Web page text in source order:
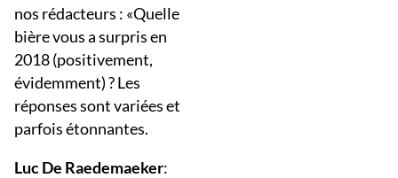
nos rédacteurs : «Quelle
bière vous a surpris en
2018 (positivement,
évidemment) ? Les
réponses sont variées et
parfois étonnantes.
Luc De Raedemaeker: